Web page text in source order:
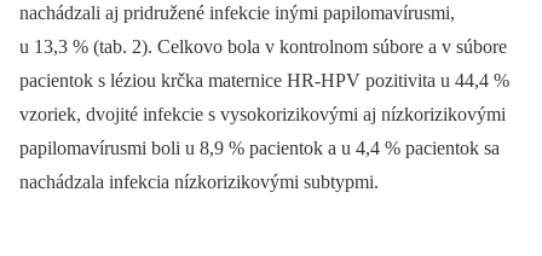
nachádzali aj pridružené infekcie inými papilomavírusmi,
u 13,3 % (tab. 2). Celkovo bola v kontrolnom súbore a v súbore
pacientok s léziou krčka maternice HR-HPV pozitivita u 44,4 %
vzoriek, dvojité infekcie s vysokorizikovými aj nízkorizikovými
papilomavírusmi boli u 8,9 % pacientok a u 4,4 % pacientok sa
nachádzala infekcia nízkorizikovými subtypmi.